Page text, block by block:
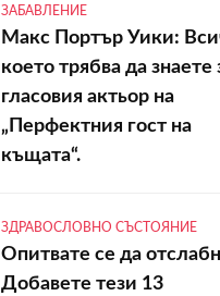
ЗАБАВЛЕНИЕ
Макс Портър Уики:
което трябва да знаете
гласовия актьор на
„Перфектния гост на
къщата“.
ЗДРАВОСЛОВНО СЪСТОЯНИЕ
Опитвате се да
Добавете тези 13